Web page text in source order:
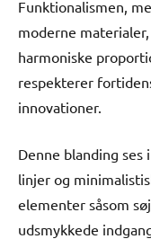
Funktionalismen,
moderne
harmoniske
respekterer
innovationer.
Denne blanding
linjer og
elementer såsom
udsmykkede